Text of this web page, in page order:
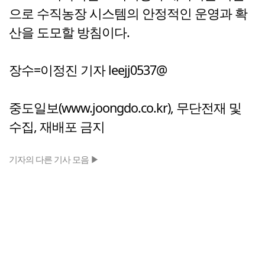
으로 수직농장 시스템의 안정적인 운영과 확
산을 도모할 방침이다.
장수=이정진 기자 leejj0537@
중도일보(www.joongdo.co.kr), 무단전재 및
수집, 재배포 금지
기자의 다른 기사 모음 ▶